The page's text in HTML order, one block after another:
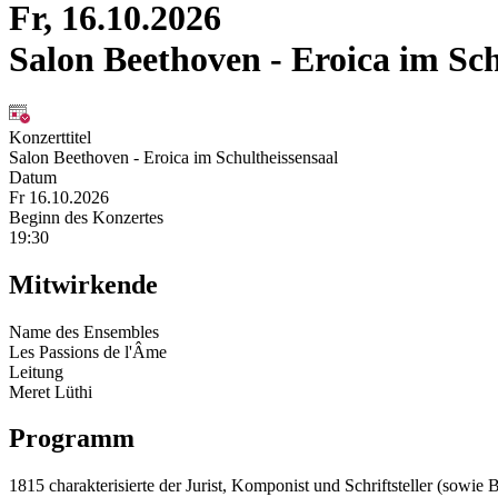
Fr, 16.10.2026
Salon Beethoven - Eroica im
Konzerttitel
Salon Beethoven - Eroica im Schultheissensaal
Datum
Fr 16.10.2026
Beginn des Konzertes
19:30
Mitwirkende
Name des Ensembles
Les Passions de l'Âme
Leitung
Meret Lüthi
Programm
1815 charakterisierte der Jurist, Komponist und Schriftsteller